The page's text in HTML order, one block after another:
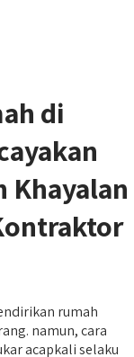
di
Khayalan
rumah
namun, cara
acapkali selaku